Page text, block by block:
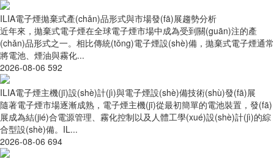
ILIA電子煙拋棄式產(chǎn)品形式與市場發(fā)展趨勢分析
近年來，拋棄式電子煙在全球電子煙市場中成為受到關(guān)注的產
(chǎn)品形式之一。相比傳統(tǒng)電子煙設(shè)備，拋棄式電子煙通常
將電池、煙油與霧化...
2026-08-06 592
ILIA電子煙主機(jī)設(shè)計(jì)與電子煙設(shè)備技術(shù)發(fā)展
隨著電子煙市場逐漸成熟，電子煙主機(jī)從最初簡單的電池裝置，發(fā)
展成為結(jié)合電源管理、霧化控制以及人體工學(xué)設(shè)計(jì)的綜
合型設(shè)備。IL...
2026-08-06 694